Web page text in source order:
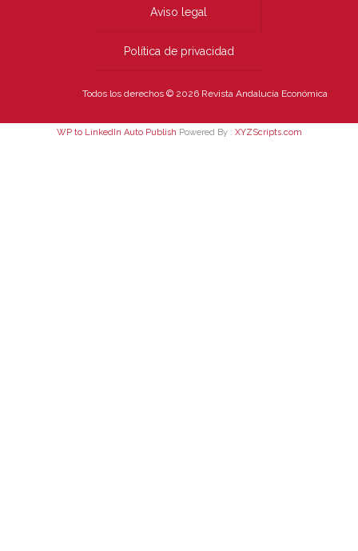
Aviso legal
Política de privacidad
Todos los derechos © 2026 Revista Andalucía Económica
WP to LinkedIn Auto Publish Powered By : XYZScripts.com